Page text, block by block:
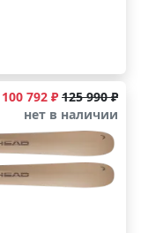
100 792 ₽ 125 990 ₽
нет в наличии